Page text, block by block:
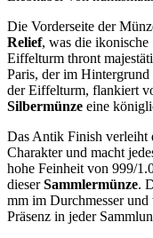
Die Vorderseite der
Relief, was die
Eiffelturm thront
Paris, der im
der Eiffelturm, flankiert
Silbermünze eine
Das Antik Finish verleiht
Charakter und macht
hohe Feinheit von 999/
dieserSammlermünze.
mm im Durchmesser
Präsenz in jeder